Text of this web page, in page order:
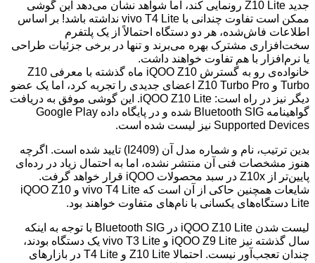
جدید Z10 Lite رونمایی کند، اما شواهد نشان می‌دهد این گوشی
ممکن است تفاوت چندانی با vivo T4 Lite نداشته باشد! بر اساس
اطلاعات فاش‌شده، هر دو دستگاه احتمالاً از یک پلتفرم
سخت‌افزاری مشترک بهره می‌برند و تنها در برخی جزئیات طراحی
یا نرم‌افزار با هم تفاوت خواهند داشت.
خانواده‌ی رو به گسترش iQOO Z10 ماه گذشته با معرفی Z10
Turbo و Z10 Turbo Pro اعضای جدیدی را تجربه کرد، اما یک عضو
دیگر نیز در راه است: iQOO Z10 Lite. این گوشی موفق به دریافت
گواهینامه Bluetooth SIG شده و در پایگاه داده Google Play
Supported Devices نیز لیست شده است.
بدین ترتیب، نام و شماره مدل آن (I2409) تایید شده است. اگرچه
هنوز مشخصات فنی آن منتشر نشده، اما به احتمال زیاد در رده‌ای
پایین‌تر از Z10x در سبد محصولات iQOO قرار خواهد گرفت.
شایعات همچنین حاکی از آن است که vivo T4 Lite و iQOO Z10
Lite دستگاه‌های یکسانی با نام‌های متفاوت خواهند بود.
لیست شدن iQOO Z10 Lite در Bluetooth SIG با توجه به اینکه
سال گذشته نیز iQOO Z9 Lite و vivo T3 Lite یک دستگاه بودند،
چندان تعجب‌آور نیست. احتمالا Z10 Lite و T4 Lite در بازارهای